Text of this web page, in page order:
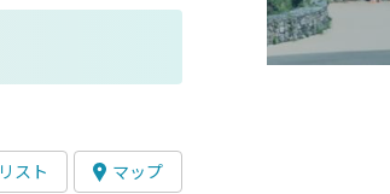
リスト マップ